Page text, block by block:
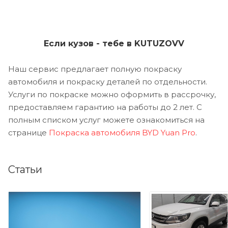
Если кузов - тебе в KUTUZOVV
Наш сервис предлагает полную покраску
автомобиля и покраску деталей по отдельности.
Услуги по покраске можно оформить в рассрочку,
предоставляем гарантию на работы до 2 лет. С
полным списком услуг можете ознакомиться на
странице Покраска автомобиля BYD Yuan Pro.
Статьи